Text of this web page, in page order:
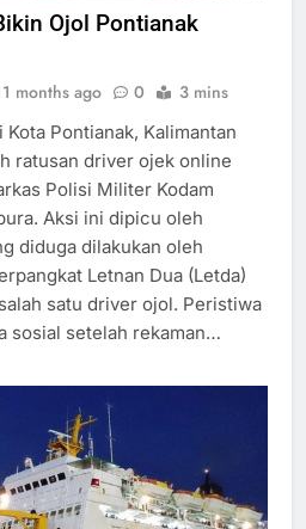
Ojol Pontianak
months ago 0 3 mins
Kota Pontianak, Kalimantan
ratusan driver ojek online
Polisi Militer Kodam
Aksi ini dipicu oleh
diduga dilakukan oleh
Letnan Dua (Letda)
satu driver ojol. Peristiwa
sosial setelah rekaman…